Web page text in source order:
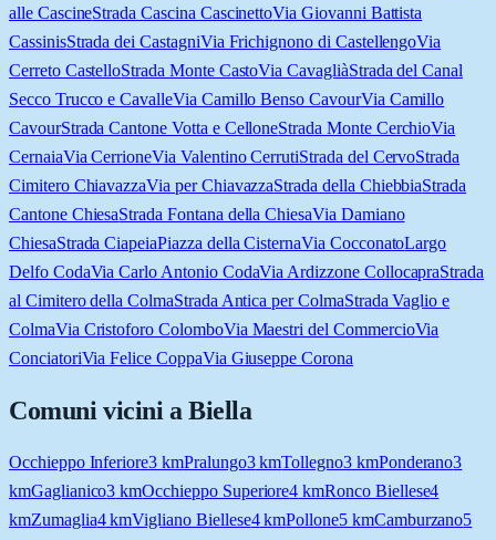
alle CascineStrada Cascina CascinettoVia Giovanni Battista
CassinisStrada dei CastagniVia Frichignono di CastellengoVia
Cerreto CastelloStrada Monte CastoVia CavagliàStrada del Canal
Secco Trucco e CavalleVia Camillo Benso CavourVia Camillo
CavourStrada Cantone Votta e CelloneStrada Monte CerchioVia
CernaiaVia CerrioneVia Valentino CerrutiStrada del CervoStrada
Cimitero ChiavazzaVia per ChiavazzaStrada della ChiebbiaStrada
Cantone ChiesaStrada Fontana della ChiesaVia Damiano
ChiesaStrada CiapeiaPiazza della CisternaVia CocconatoLargo
Delfo CodaVia Carlo Antonio CodaVia Ardizzone CollocapraStrada
al Cimitero della ColmaStrada Antica per ColmaStrada Vaglio e
ColmaVia Cristoforo ColomboVia Maestri del CommercioVia
ConciatoriVia Felice CoppaVia Giuseppe Corona
Comuni vicini aBiella
Occhieppo Inferiore3 kmPralungo3kmTollegno3kmPonderano3
kmGaglianico3 kmOcchieppo Superiore4 kmRonco Biellese4
kmZumaglia4kmVigliano Biellese4kmPollone5kmCamburzano5